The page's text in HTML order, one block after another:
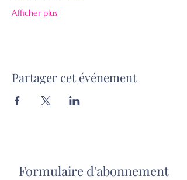
Afficher plus
Partager cet événement
Formulaire d'abonnement